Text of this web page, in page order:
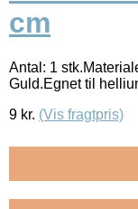
cm
Antal: 1
Guld.Egnet til
9 kr. (Vis fragtpris)